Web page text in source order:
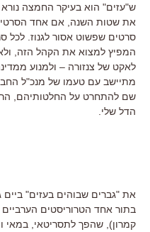
ש"עזים" הוא בעיקר החמצה
את שטות השנה, אם אחד
סרטים שפשוט אסור לגנוז.
המפיץ למצוא את הקהל הזה,
לאקט של צנזורה – ולמנוע
מתיישב עם טעמו של מנכ"ל
שם להתחרט על החלטותיהם,
הדל שלי.
את "גברים שבוהים בעזים" ביים
בתור אחד הטרוריסטים
קמרון), שהפך לתסריטאי, במאי